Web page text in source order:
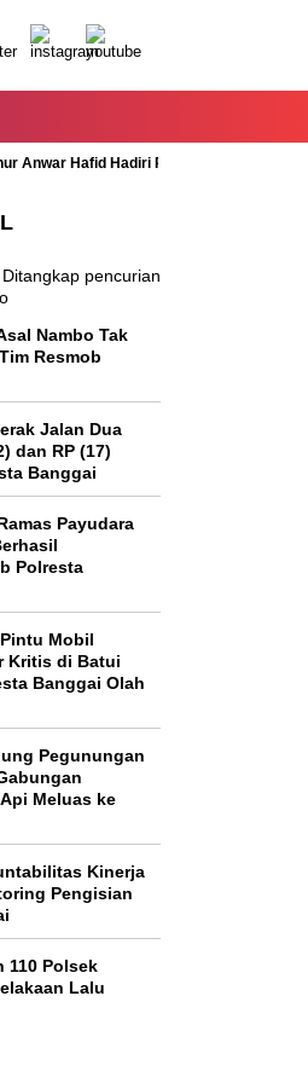
Anwar Hafid Hadiri Rapat Paripurna
Nambo Tak
Resmob
Jalan Dua
dan RP (17)
Banggai
Payudara
Polresta
Mobil
Kritis di Batui
Banggai Olah
Pegunungan
Meluas ke
Kinerja
Pengisian
110 Polsek
Lalu